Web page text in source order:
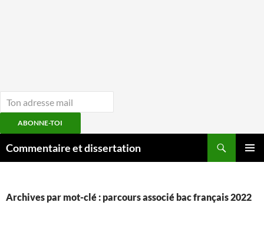
ABONNE-TOI
auCommentaire et dissertation
Archives par mot-clé : parcours associé bac français 2022